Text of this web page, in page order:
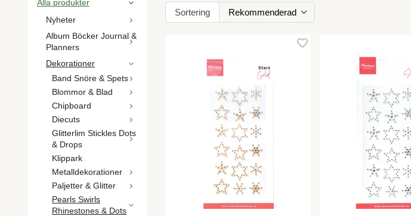
Alla produkter
Nyheter
Album Böcker Journal &
Planners
Dekorationer
Band Snöre & Spets
Blommor & Blad
Chipboard
Diecuts
Glitterlim Stickles Dots
& Drops
Klippark
Metalldekorationer
Paljetter & Glitter
Pearls Swirls
Rhinestones & Dots
Sortering